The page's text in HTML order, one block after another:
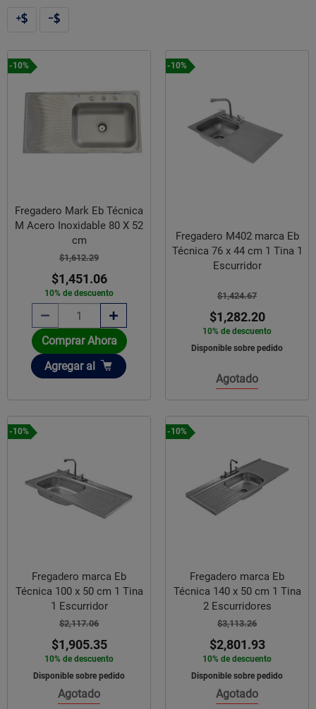
-10%
Fregadero Mark Eb Técnica
M Acero Inoxidable 80 X 52
cm
$1,612.29
$1,451.06
10% de descuento
Comprar Ahora
Añadir
Agregar al
-10%
Fregadero M402 marca Eb
Técnica 76 x 44 cm 1 Tina 1
Escurridor
$1,424.67
$1,282.20
10% de descuento
Disponible sobre pedido
Agotado
-10%
Fregadero marca Eb
Técnica 100 x 50 cm 1 Tina
1 Escurridor
$2,117.06
$1,905.35
10% de descuento
Disponible sobre pedido
Agotado
-10%
Fregadero marca Eb
Técnica 140 x 50 cm 1 Tina
2 Escurridores
$3,113.26
$2,801.93
10% de descuento
Disponible sobre pedido
Agotado